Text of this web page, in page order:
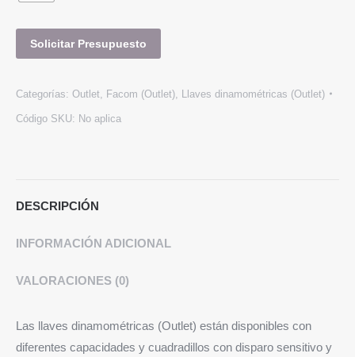
Solicitar Presupuesto
Categorías: Outlet Facom (Outlet) Llaves dinamométricas (Outlet)
Código SKU: No aplica
DESCRIPCIÓN
INFORMACIÓN ADICIONAL
VALORACIONES (0)
Las llaves dinamométricas (Outlet) están disponibles con
diferentes capacidades y cuadradillos con disparo sensitivo y